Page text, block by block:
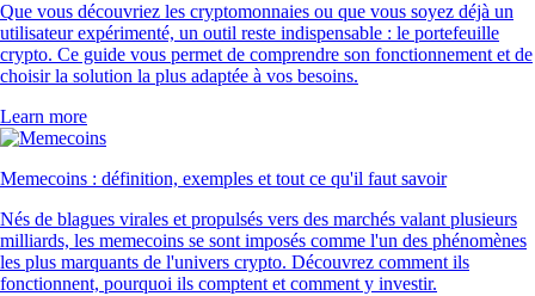
Que vous découvriez les cryptomonnaies ou que vous soyez déjà un
utilisateur expérimenté, un outil reste indispensable : le portefeuille
crypto. Ce guide vous permet de comprendre son fonctionnement et de
choisir la solution la plus adaptée à vos besoins.
Learn more
Memecoins : définition, exemples et tout ce qu'il faut savoir
Nés de blagues virales et propulsés vers des marchés valant plusieurs
milliards, les memecoins se sont imposés comme l'un des phénomènes
les plus marquants de l'univers crypto. Découvrez comment ils
fonctionnent, pourquoi ils comptent et comment y investir.